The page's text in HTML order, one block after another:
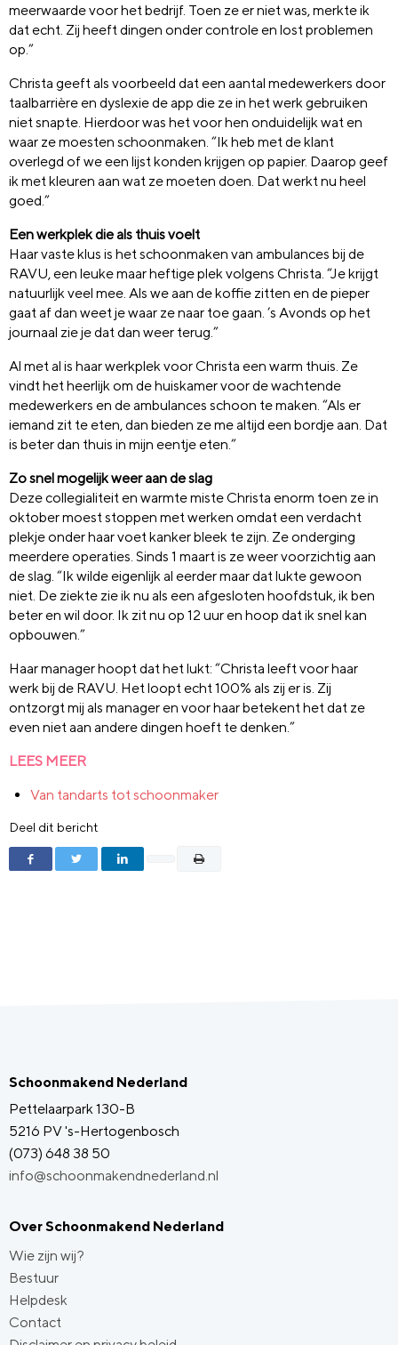
meerwaarde voor het bedrijf. Toen ze er niet was, merkte ik
dat echt. Zij heeft dingen onder controle en lost problemen
op.”
Christa geeft als voorbeeld dat een aantal medewerkers door
taalbarrière en dyslexie de app die ze in het werk gebruiken
niet snapte. Hierdoor was het voor hen onduidelijk wat en
waar ze moesten schoonmaken. “Ik heb met de klant
overlegd of we een lijst konden krijgen op papier. Daarop geef
ik met kleuren aan wat ze moeten doen. Dat werkt nu heel
goed.”
Een werkplek die als thuis voelt
Haar vaste klus is het schoonmaken van ambulances bij de
RAVU, een leuke maar heftige plek volgens Christa. “Je krijgt
natuurlijk veel mee. Als we aan de koffie zitten en de pieper
gaat af dan weet je waar ze naar toe gaan. ’s Avonds op het
journaal zie je dat dan weer terug.”
Al met al is haar werkplek voor Christa een warm thuis. Ze
vindt het heerlijk om de huiskamer voor de wachtende
medewerkers en de ambulances schoon te maken. “Als er
iemand zit te eten, dan bieden ze me altijd een bordje aan. Dat
is beter dan thuis in mijn eentje eten.”
Zo snel mogelijk weer aan de slag
Deze collegialiteit en warmte miste Christa enorm toen ze in
oktober moest stoppen met werken omdat een verdacht
plekje onder haar voet kanker bleek te zijn. Ze onderging
meerdere operaties. Sinds 1 maart is ze weer voorzichtig aan
de slag. “Ik wilde eigenlijk al eerder maar dat lukte gewoon
niet. De ziekte zie ik nu als een afgesloten hoofdstuk, ik ben
beter en wil door. Ik zit nu op 12 uur en hoop dat ik snel kan
opbouwen.”
Haar manager hoopt dat het lukt: “Christa leeft voor haar
werk bij de RAVU. Het loopt echt 100% als zij er is. Zij
ontzorgt mij als manager en voor haar betekent het dat ze
even niet aan andere dingen hoeft te denken.”
LEES MEER
Van tandarts tot schoonmaker
Deel dit bericht
Schoonmakend Nederland
Pettelaarpark 130-B
5216 PV 's-Hertogenbosch
(073) 648 38 50
info@schoonmakendnederland.nl
Over Schoonmakend Nederland
Wie zijn wij?
Bestuur
Helpdesk
Contact